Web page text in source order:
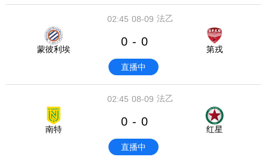
08-09
02:45 法乙
蒙彼利埃
0 - 0
第戎
直播中
08-09
02:45 法乙
南特
0 - 0
红星
直播中